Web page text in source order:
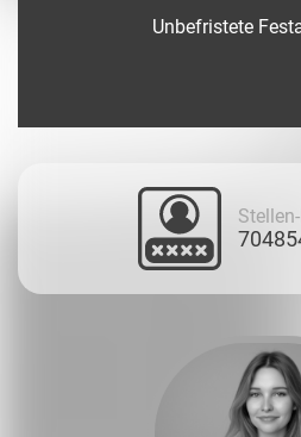
Unbefristete